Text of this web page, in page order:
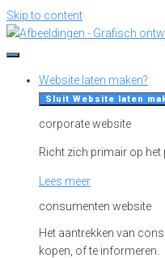
Skip to content
Website laten maken?
Sluit Website laten
corporate website
Richt zich primair op het
Lees meer
consumenten website
Het aantrekken van
kopen, of te informeren.